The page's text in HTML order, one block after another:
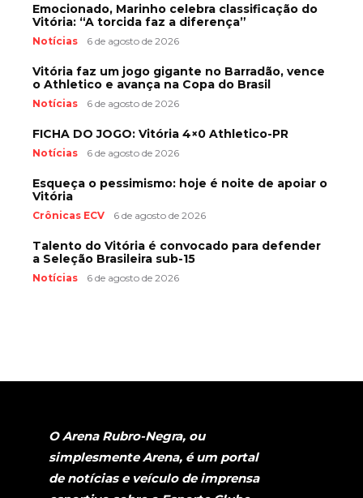
Emocionado, Marinho celebra classificação do
Vitória: “A torcida faz a diferença”
Notícias 6 de agosto de 2026
Vitória faz um jogo gigante no Barradão, vence
o Athletico e avança na Copa do Brasil
Notícias 6 de agosto de 2026
FICHA DO JOGO: Vitória 4×0 Athletico-PR
Notícias 6 de agosto de 2026
Esqueça o pessimismo: hoje é noite de apoiar o
Vitória
Crônicas ECV 6 de agosto de 2026
Talento do Vitória é convocado para defender
a Seleção Brasileira sub-15
Notícias 6 de agosto de 2026
O Arena Rubro-Negra, ou
simplesmente Arena, é um portal
de notícias e veículo de imprensa